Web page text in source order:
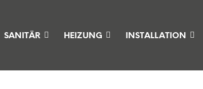
SANITÄR HEIZUNG INSTALLATION